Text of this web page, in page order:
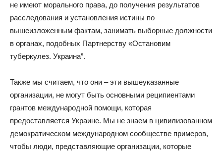
не имеют морального права, до получения результатов
расследования и установления истины по
вышеизложенным фактам, занимать выборные должности
в органах, подобных Партнерству «Остановим
туберкулез. Украина”.
Также мы считаем, что они – эти вышеуказанные
организации, не могут быть основными реципиентами
грантов международной помощи, которая
предоставляется Украине. Мы не знаем в цивилизованном
демократическом международном сообществе примеров,
чтобы люди, представляющие организации, которые